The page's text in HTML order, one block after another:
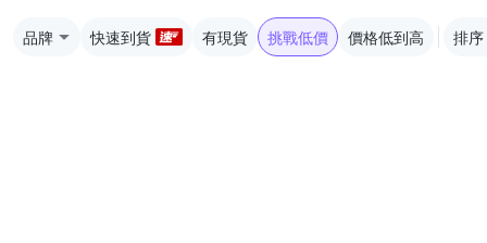
品牌 快速到貨 有現貨 挑戰低價 價格低到高 排序